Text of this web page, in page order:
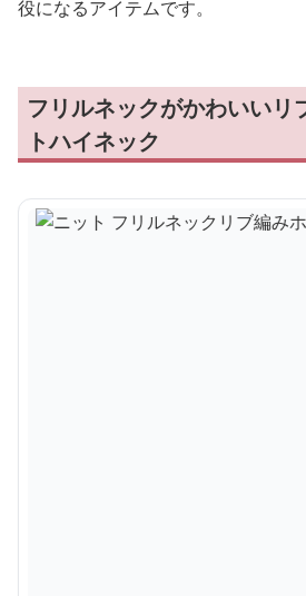
役になるアイテムです。
フリルネックがかわいいリ
トハイネック